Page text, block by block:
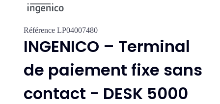
Référence LP04007480
INGENICO – Terminal
de paiement fixe sans
contact - DESK 5000